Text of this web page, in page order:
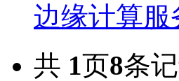
边缘计算服
共 1页8条